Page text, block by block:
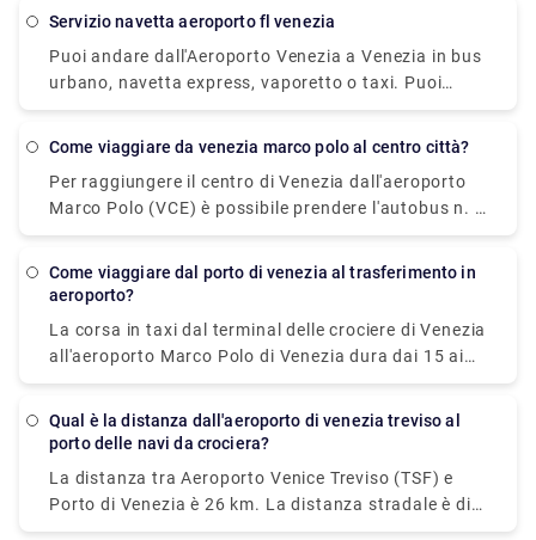
Marco, Rialto, Fondamenta Nuove e Guglie. Isole
Burano, Lido. Il servizio di trasporto in vaporetto è
fornito da Alilaguna.
servizio navetta aeroporto fl venezia
Puoi andare dall'Aeroporto Venezia a Venezia in bus
urbano, navetta express, vaporetto o taxi. Puoi
anche noleggiare un'auto senza conducente. Il
dell'autobus è di 8 EUR. La navetta raggiungerà la
destinazione in 20 minuti e dovrai pagare 7 EUR per
tale viaggio.
come viaggiare da venezia marco polo al centro città?
Per raggiungere il centro di Venezia dall'aeroporto
Marco Polo (VCE) è possibile prendere l'autobus n. 5
operato da Actv. L'autobus ferma al terminal di
partono dall'aeroporto ogni 15 minuti dal lunedì al
come viaggiare dal porto di venezia al trasferimento in
aeroporto?
La corsa in taxi dal terminal delle crociere di Venezia
all'aeroporto Marco Polo di Venezia dura dai 15 ai
20 minuti. Il trasferimento privato prenotato in
all'hotel di Venezia include una corsa in taxi acqueo
dall'aeroporto Marco Polo di Venezia.
Qual è la distanza dall'aeroporto di venezia treviso al
porto delle navi da crociera?
La distanza tra Aeroporto Venice Treviso (TSF) e
Porto di Venezia è 26 km. La distanza stradale è di
30,2 km.